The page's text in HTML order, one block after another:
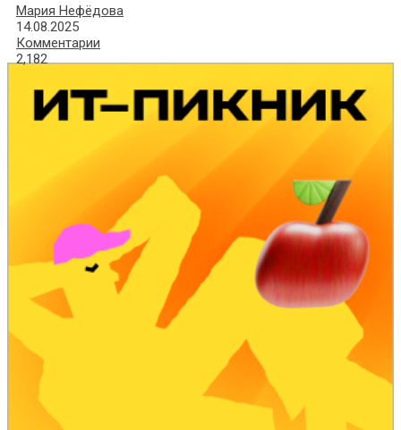
Мария Нефёдова
14.08.2025
Комментарии
2,182